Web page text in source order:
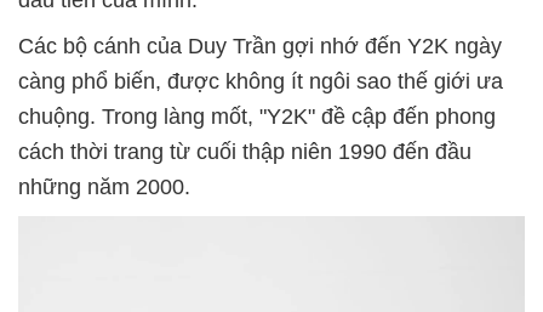
Các bộ cánh của Duy Trần gợi nhớ đến Y2K ngày
càng phổ biến, được không ít ngôi sao thế giới ưa
chuộng. Trong làng mốt, "Y2K" đề cập đến phong
cách thời trang từ cuối thập niên 1990 đến đầu
những năm 2000.